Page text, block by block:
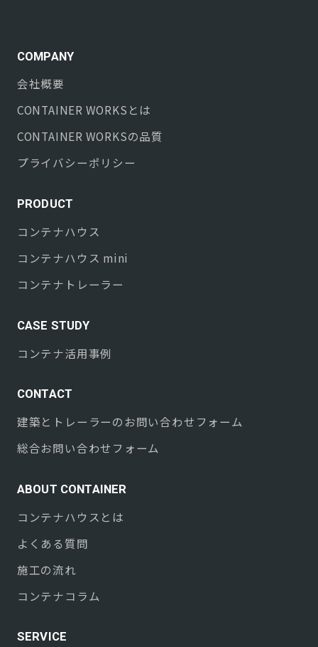
COMPANY
会社概要
CONTAINER WORKS とは
CONTAINER WORKSの品質
プライバシーポリシー
PRODUCT
コンテナハウス
コンテナハウス mini
コンテナトレーラー
CASE STUDY
コンテナ活用事例
CONTACT
建築とトレーラーのお問い合わせフォーム
総合お問い合わせフォーム
ABOUT CONTAINER
コンテナハウスとは
よくある質問
施工の流れ
コンテナコラム
SERVICE